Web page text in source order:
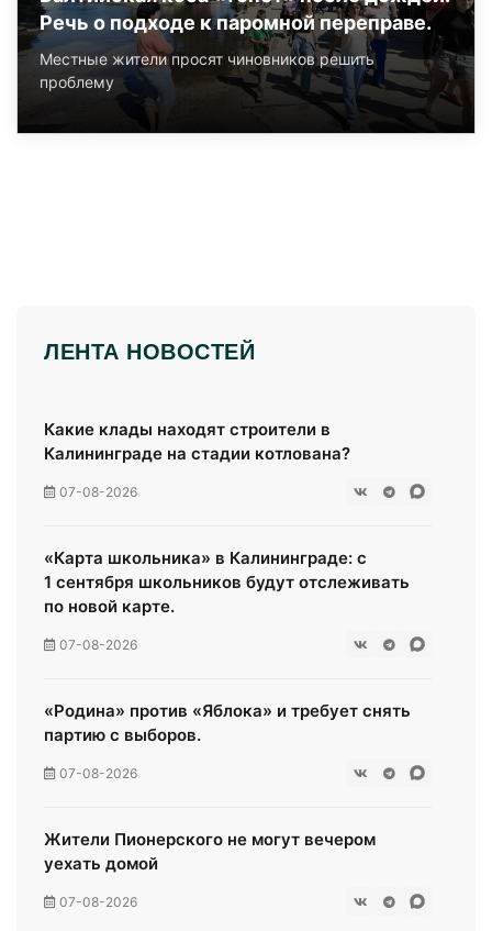
Речь о подходе к паромной переправе.
Местные жители просят чиновников решить
проблему
ЛЕНТА НОВОСТЕЙ
Какие клады находят строители в
Калининграде на стадии котлована?
07-08-2026
«Карта школьника» в Калининграде: с
1 сентября школьников будут отслеживать
по новой карте.
07-08-2026
«Родина» против «Яблока» и требует снять
партию с выборов.
07-08-2026
Жители Пионерского не могут вечером
уехать домой
07-08-2026